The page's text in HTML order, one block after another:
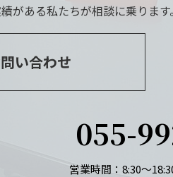
がある私たちが相談に乗りま
い合わせ
055-
営業時間：8:30～